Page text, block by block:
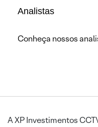
Analistas
Conheça nossos
A XP Investimentos